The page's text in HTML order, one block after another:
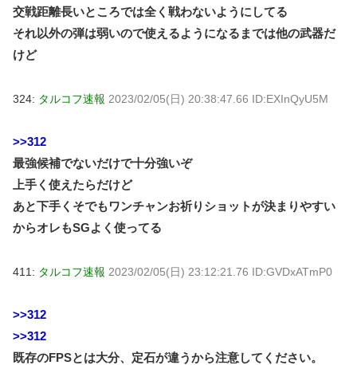
交戦距離長いところでは全く戦わないようにしてる
それ以外の弾は弱いので使えるようになるまでは他の武器だ
けど
324: タルコフ速報 2023/02/05(日) 20:38:47.66 ID:EXInQyU5M
>>312
最強候補でないだけで十分強いぞ
上手く使えたらだけど
あと下手くそでもワンチャンお祈りショットが決まりやすい
からオレもSGよく使ってる
411: タルコフ速報 2023/02/05(日) 23:12:21.76 ID:GVDxATmP0
>>312
>>312
既存のFPSとは大分、定石が違うから注意してください。